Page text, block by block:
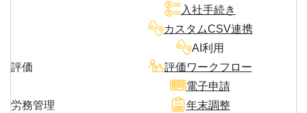
入社手続き
カスタムCSV連携
AI利用
評価
評価ワークフロー
労務管理
電子申請
年末調整